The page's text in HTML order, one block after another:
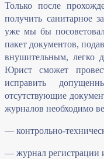
Только после
получить санитарное
уже мы бы
пакет документов,
внушительным, легко
Юрист сможет
исправить
отсутствующие
журналов необходимо
— контрольно-
— журнал регистрации